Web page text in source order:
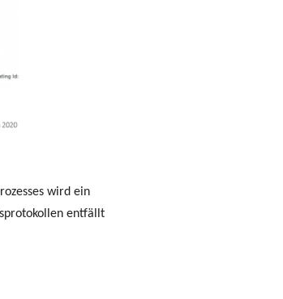
wird ein
entfällt